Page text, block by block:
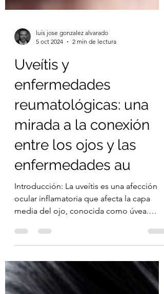
luis jose gonzalez alvarado
5 oct 2024
2 min de lectura
Uveítis y
enfermedades
reumatológicas: una
mirada a la conexión
entre los ojos y las
enfermedades au
Introducción: La uveítis es una afección
media del ojo, conocida como úvea.
Aunque puede tener...